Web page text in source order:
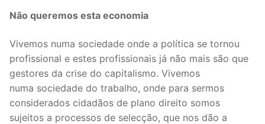
Não queremos esta economia
Vivemos numa sociedade onde a política se tornou
profissional e estes profissionais já não mais são que
gestores da crise do capitalismo. Vivemos
numa sociedade do trabalho, onde para sermos
considerados cidadãos de plano direito somos
sujeitos a processos de selecção, que nos dão a